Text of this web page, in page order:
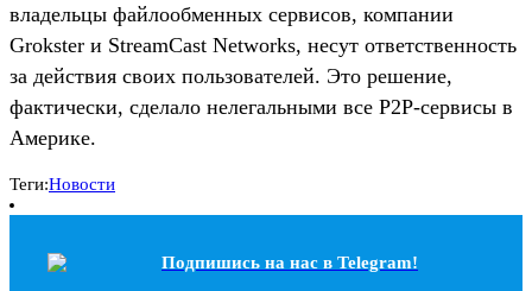
владельцы файлообменных сервисов, компании
Grokster и StreamCast Networks, несут ответственность
за действия своих пользователей. Это решение,
фактически, сделало нелегальными все P2P-сервисы в
Америке.
Теги:Новости
Подпишись на наc в Telegram!